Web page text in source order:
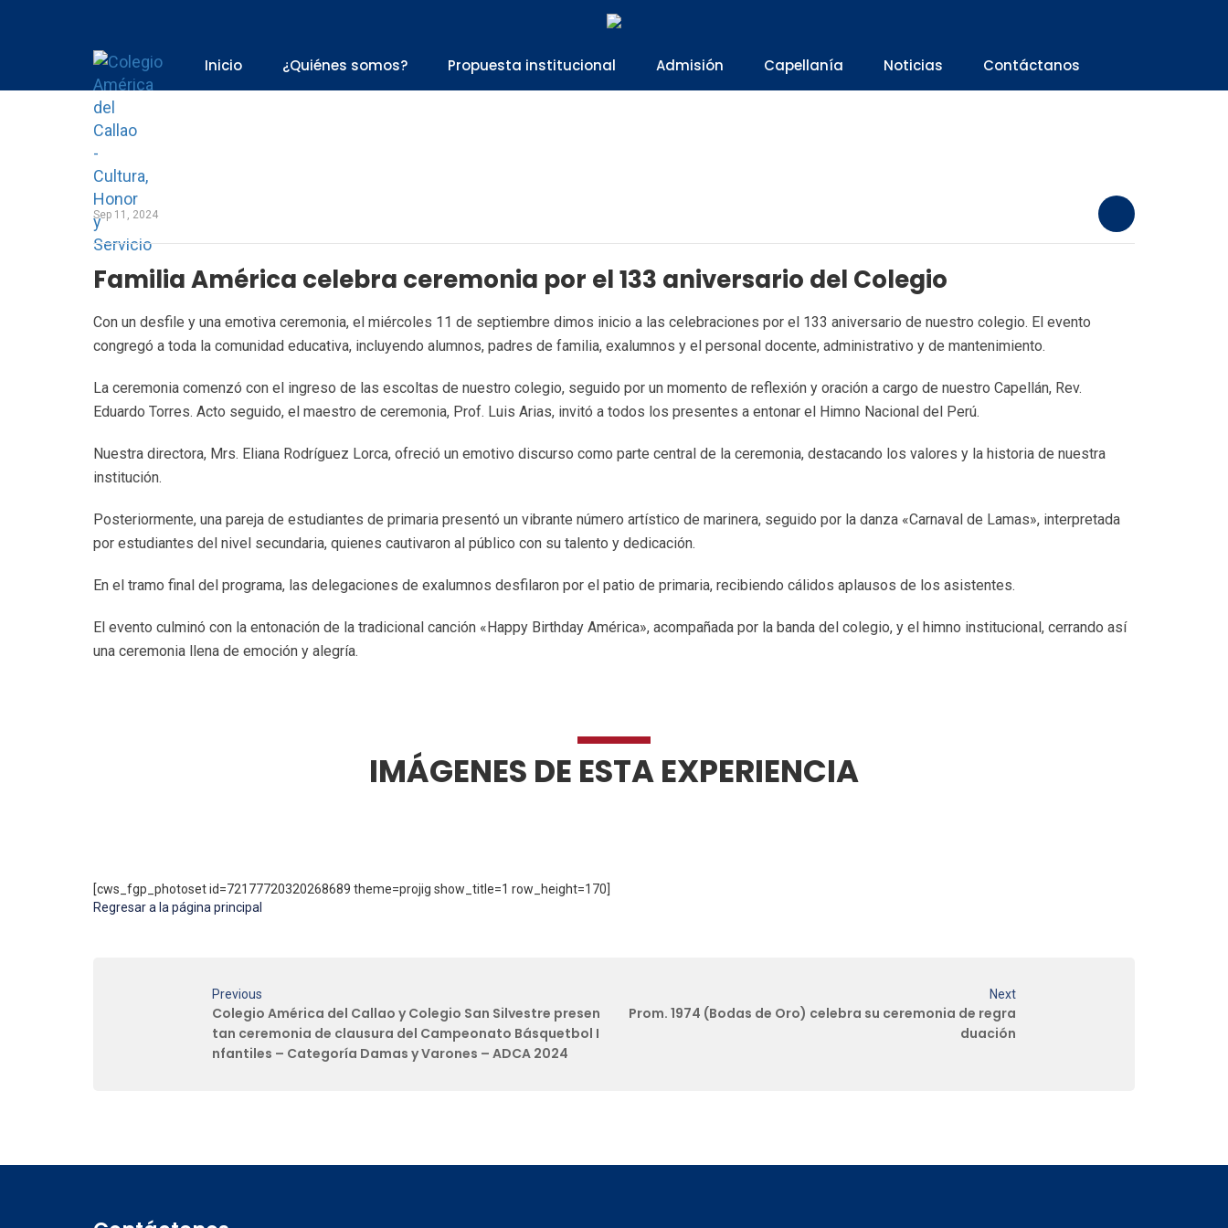
Inicio ¿Quiénes somos? Propuesta institucional Admisión Capellanía Noticias Contáctanos
Sep 11, 2024
Familia América celebra ceremonia por el 133 aniversario del Colegio
Con un desfile y una emotiva ceremonia, el miércoles 11 de septiembre dimos inicio a las celebraciones por el 133 aniversario de nuestro colegio. El evento
congregó a toda la comunidad educativa, incluyendo alumnos, padres de familia, exalumnos y el personal docente, administrativo y de mantenimiento.
La ceremonia comenzó con el ingreso de las escoltas de nuestro colegio, seguido por un momento de reflexión y oración a cargo de nuestro Capellán, Rev.
Eduardo Torres. Acto seguido, el maestro de ceremonia, Prof. Luis Arias, invitó a todos los presentes a entonar el Himno Nacional del Perú.
Nuestra directora, Mrs. Eliana Rodríguez Lorca, ofreció un emotivo discurso como parte central de la ceremonia, destacando los valores y la historia de nuestra
institución.
Posteriormente, una pareja de estudiantes de primaria presentó un vibrante número artístico de marinera, seguido por la danza «Carnaval de Lamas», interpretada
por estudiantes del nivel secundaria, quienes cautivaron al público con su talento y dedicación.
En el tramo final del programa, las delegaciones de exalumnos desfilaron por el patio de primaria, recibiendo cálidos aplausos de los asistentes.
El evento culminó con la entonación de la tradicional canción «Happy Birthday América», acompañada por la banda del colegio, y el himno institucional, cerrando así
una ceremonia llena de emoción y alegría.
IMÁGENES DE ESTA EXPERIENCIA
[cws_fgp_photoset id=72177720320268689 theme=projig show_title=1 row_height=170]
Regresar a la página principal
Previous
Colegio América del Callao y Colegio San Silvestre presen
tan ceremonia de clausura del Campeonato Básquetbol I
nfantiles – Categoría Damas y Varones – ADCA 2024
Next
Prom. 1974 (Bodas de Oro) celebra su ceremonia de regra
duación